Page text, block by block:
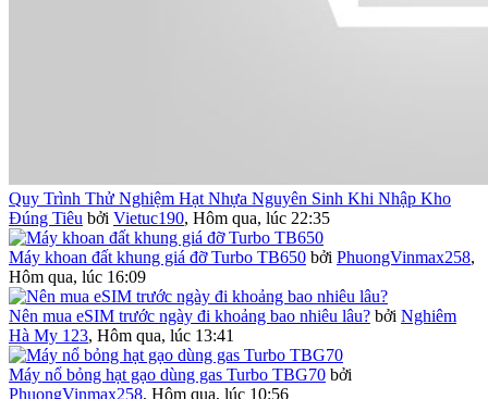
Quy Trình Thử Nghiệm Hạt Nhựa Nguyên Sinh Khi Nhập Kho
Đúng Tiêu bởi Vietuc190, Hôm qua, lúc 22:35
Máy khoan đất khung giá đỡ Turbo TB650 bởi PhuongVinmax258,
Hôm qua, lúc 16:09
Nên mua eSIM trước ngày đi khoảng bao nhiêu lâu? bởi Nghiêm
Hà My 123, Hôm qua, lúc 13:41
Máy nổ bỏng hạt gạo dùng gas Turbo TBG70 bởi
PhuongVinmax258, Hôm qua, lúc 10:56